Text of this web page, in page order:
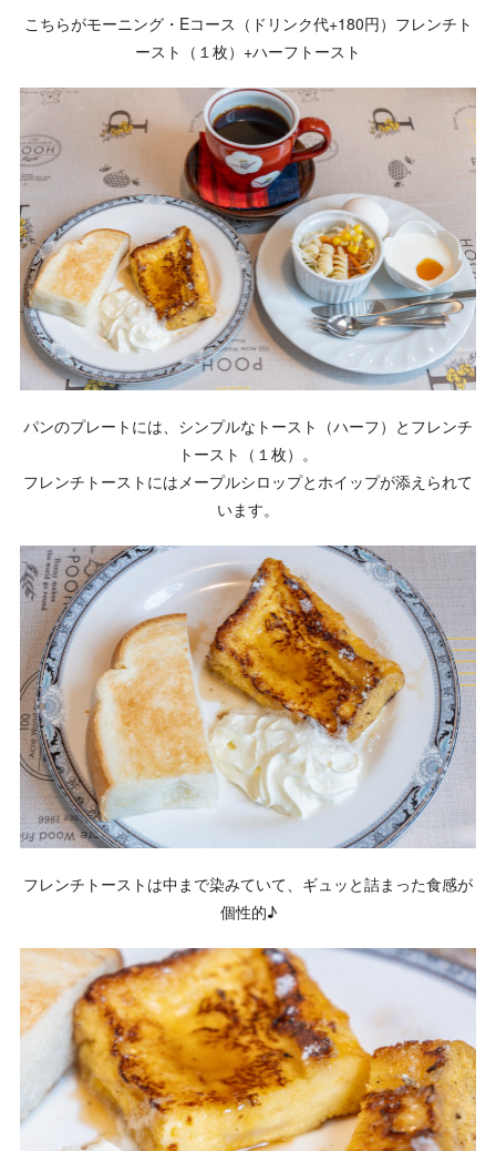
こちらがモーニング・Eコース（ドリンク代+180円）フレンチト
ースト（１枚）+ハーフトースト
パンのプレートには、シンプルなトースト（ハーフ）とフレンチ
トースト（１枚）。
フレンチトーストにはメープルシロップとホイップが添えられて
います。
フレンチトーストは中まで染みていて、ギュッと詰まった食感が
個性的♪